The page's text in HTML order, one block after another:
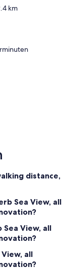
km
distance,
Sea View, all
View, all
all